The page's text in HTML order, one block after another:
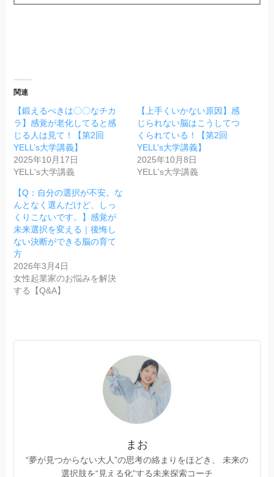
関連
【鍛えるべきは〇〇なチカ
ラ】感覚が老化してると感
じる人は見て！【第2回
YELL’s大学講義】
2025年10月17日
YELL's大学講義
【上手くいかない原因】感
じられない脳はこうしてつ
くられている！【第2回
YELL’s大学講義】
2025年10月8日
YELL's大学講義
【Q：自分の選択が不安。な
んとなく選んだけど、しっ
くりこないです。】感覚が
未来選択を変える｜後悔し
ない決断ができる脳の育て
方
2026年3月4日
女性起業家のお悩みを解決
する【Q&A】
まお
“夢が見つからない大人”の思考の絡まりをほどき、 未来の
選択肢を“見える化”する未来探索コーチ